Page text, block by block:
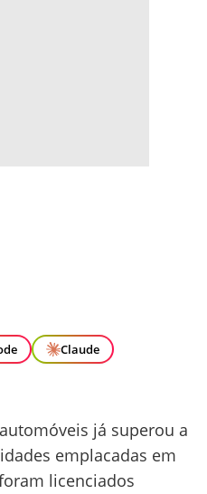
Claude
já superou a
emplacadas em
licenciados